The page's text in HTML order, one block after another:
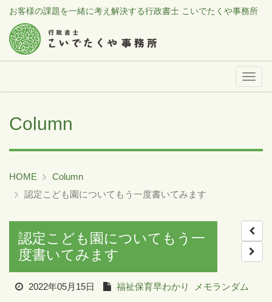
お客様の課題を一緒に考え解決する行政書士 こいでたくや事務所
メ
Column
HOME
Column
認定こども園についてもう一度書いてみます
認定こども園についてもう一
度書いてみます
2022年05月15日 福祉保育早わかり メモランダム